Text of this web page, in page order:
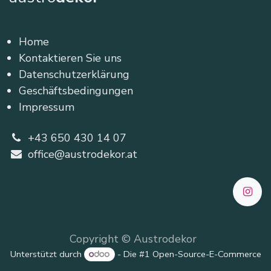
Home
Kontaktieren Sie uns
Datenschutzerklärung
Geschäftsbedingungen
Impressum
+43 650 430 14 07
office@austrodekor.at
Copyright © Austrodekor
Unterstützt durch - Die #1 Open-Source-E-Commerce